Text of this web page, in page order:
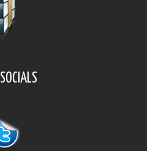
SOCIALS